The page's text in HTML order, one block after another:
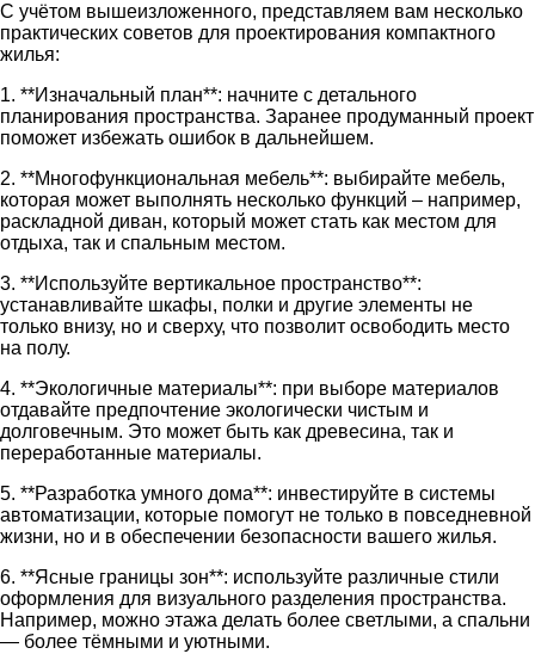
С учётом вышеизложенного, представляем вам несколько
практических советов для проектирования компактного
жилья:
1. **Изначальный план**: начните с детального
планирования пространства. Заранее продуманный проект
поможет избежать ошибок в дальнейшем.
2. **Многофункциональная мебель**: выбирайте мебель,
которая может выполнять несколько функций – например,
раскладной диван, который может стать как местом для
отдыха, так и спальным местом.
3. **Используйте вертикальное пространство**:
устанавливайте шкафы, полки и другие элементы не
только внизу, но и сверху, что позволит освободить место
на полу.
4. **Экологичные материалы**: при выборе материалов
отдавайте предпочтение экологически чистым и
долговечным. Это может быть как древесина, так и
переработанные материалы.
5. **Разработка умного дома**: инвестируйте в системы
автоматизации, которые помогут не только в повседневной
жизни, но и в обеспечении безопасности вашего жилья.
6. **Ясные границы зон**: используйте различные стили
оформления для визуального разделения пространства.
Например, можно этажа делать более светлыми, а спальни
— более тёмными и уютными.